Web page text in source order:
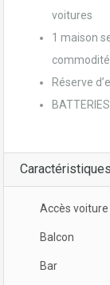
voitures
1 maison
Réserve
Caractéristiques
Accès voiture
Balcon
Bar